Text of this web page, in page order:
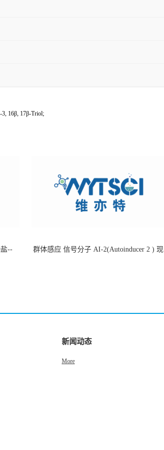
3, 16β, 17β-Triol;
--
群体感应 信号分子 AI-2(Autoinducer 2 ) 现
新闻动态
More